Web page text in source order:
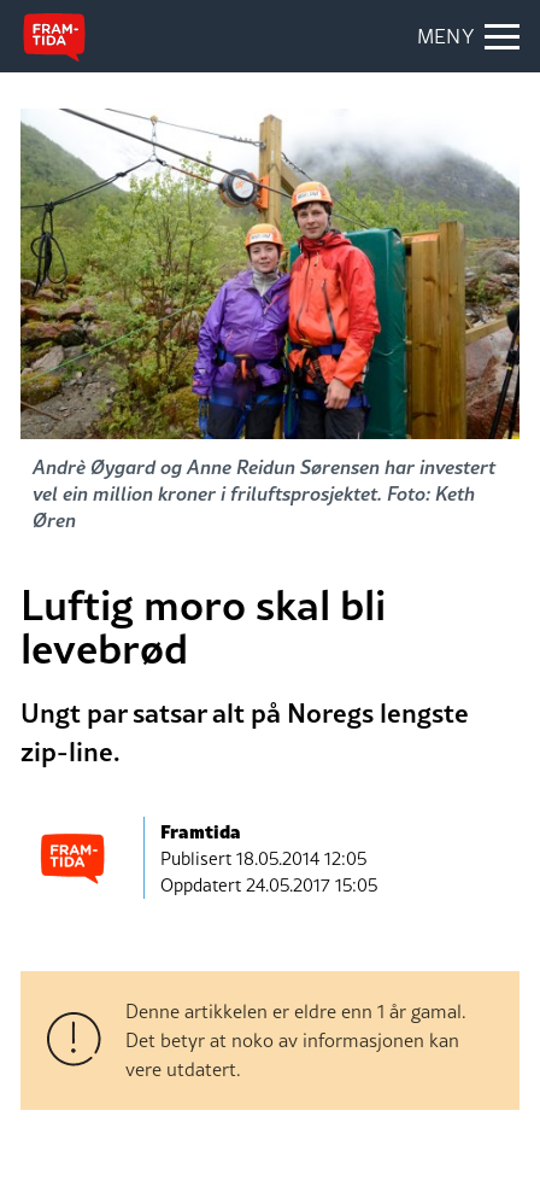
MENY
Andrè Øygard og Anne Reidun Sørensen har investert
vel ein million kroner i friluftsprosjektet. Foto: Keth
Øren
Luftig moro skal bli
levebrød
Ungt par satsar alt på Noregs lengste
zip-line.
Framtida
Publisert18.05.2014 12:05
Oppdatert 24.05.2017 15:05
Denne artikkelen er eldre enn 1 år gamal.
Det betyr at noko av informasjonen kan
vere utdatert.